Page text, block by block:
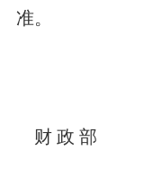
准。
财 政 部